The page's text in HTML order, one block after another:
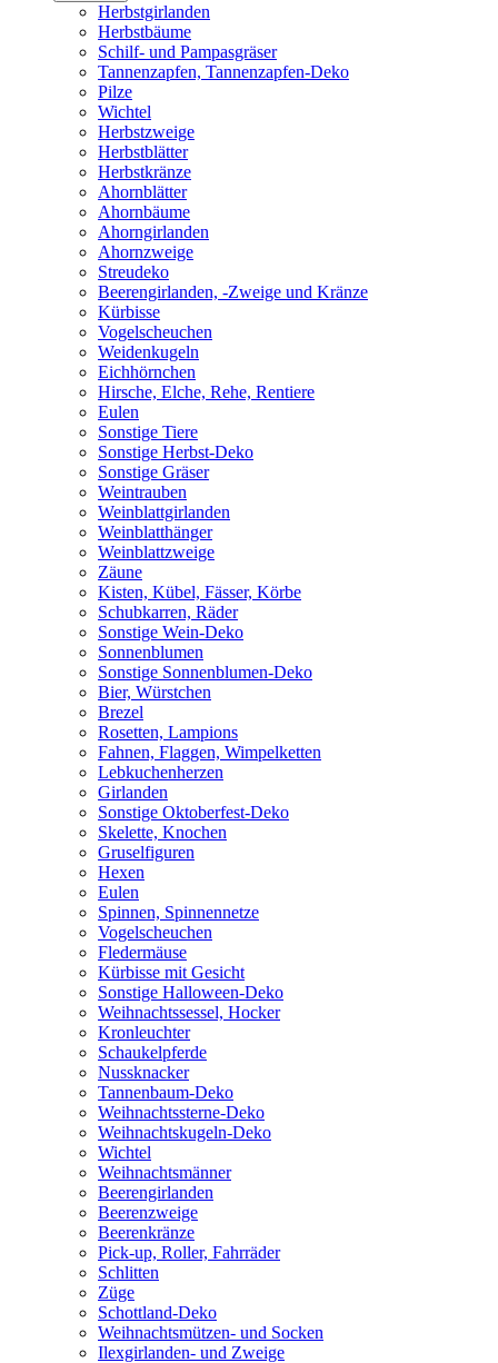
Herbstgirlanden
Herbstbäume
Schilf- und Pampasgräser
Tannenzapfen, Tannenzapfen-Deko
Pilze
Wichtel
Herbstzweige
Herbstblätter
Herbstkränze
Ahornblätter
Ahornbäume
Ahorngirlanden
Ahornzweige
Streudeko
Beerengirlanden, -Zweige und Kränze
Kürbisse
Vogelscheuchen
Weidenkugeln
Eichhörnchen
Hirsche, Elche, Rehe, Rentiere
Eulen
Sonstige Tiere
Sonstige Herbst-Deko
Sonstige Gräser
Weintrauben
Weinblattgirlanden
Weinblatthänger
Weinblattzweige
Zäune
Kisten, Kübel, Fässer, Körbe
Schubkarren, Räder
Sonstige Wein-Deko
Sonnenblumen
Sonstige Sonnenblumen-Deko
Bier, Würstchen
Brezel
Rosetten, Lampions
Fahnen, Flaggen, Wimpelketten
Lebkuchenherzen
Girlanden
Sonstige Oktoberfest-Deko
Skelette, Knochen
Gruselfiguren
Hexen
Eulen
Spinnen, Spinnennetze
Vogelscheuchen
Fledermäuse
Kürbisse mit Gesicht
Sonstige Halloween-Deko
Weihnachtssessel, Hocker
Kronleuchter
Schaukelpferde
Nussknacker
Tannenbaum-Deko
Weihnachtssterne-Deko
Weihnachtskugeln-Deko
Wichtel
Weihnachtsmänner
Beerengirlanden
Beerenzweige
Beerenkränze
Pick-up, Roller, Fahrräder
Schlitten
Züge
Schottland-Deko
Weihnachtsmützen- und Socken
Ilexgirlanden- und Zweige